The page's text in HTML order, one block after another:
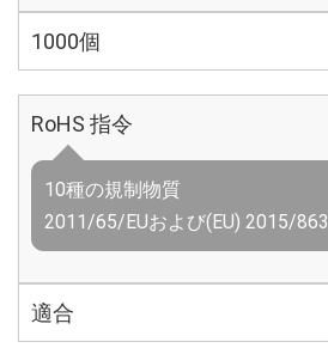
1000個
RoHS 指令
10種の規制物質
2011/65/EUおよび(EU) 2015/863
適合